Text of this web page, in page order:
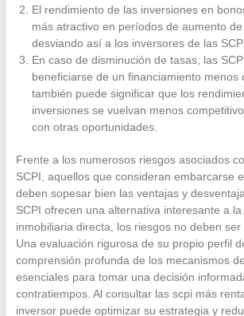
El rendimiento de las inversiones en
más atractivo en períodos de aumento de
desviando así a los inversores de las
En caso de disminución de tasas, las
beneficiarse de un financiamiento menos
también puede significar que los
inversiones se vuelvan menos
con otras oportunidades.
Frente a los numerosos riesgos asociados
SCPI, aquellos que consideran embarcarse
deben sopesar bien las ventajas y
SCPI ofrecen una alternativa interesante a
inmobiliaria directa, los riesgos no deben ser
Una evaluación rigurosa de su propio perfil
comprensión profunda de los mecanismos
esenciales para tomar una decisión
contratiempos. Al consultar las scpi más
inversor puede optimizar su estrategia y